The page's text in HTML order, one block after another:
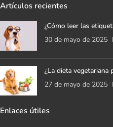
Artículos recientes
¿Cómo leer las
30 de mayo de 2025
¿La dieta vegetariana
27 de mayo de 2025
Enlaces útiles